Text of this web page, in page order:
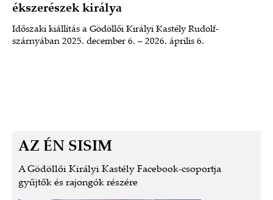
ékszerészek királya
Időszaki kiállítás a Gödöllői Királyi Kastély Rudolf-
szárnyában 2025. december 6. – 2026. április 6.
AZ ÉN SISIM
A Gödöllői Királyi Kastély Facebook-csoportja
gyűjtők és rajongók részére